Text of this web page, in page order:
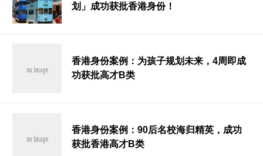
划」成功获批香港身份！
香港身份案例：为孩子规划未来，4周即成
功获批高才B类
香港身份案例：90后名校海归精英，成功
获批香港高才B类